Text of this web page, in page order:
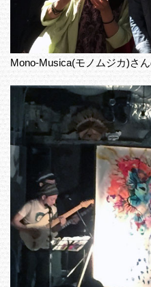
Mono-Musica(モノムジカ)さ